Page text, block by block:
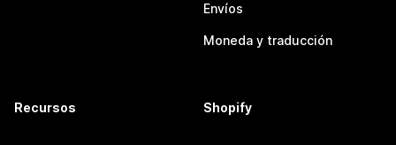
Envíos
Moneda y traducción
Recursos Shopify